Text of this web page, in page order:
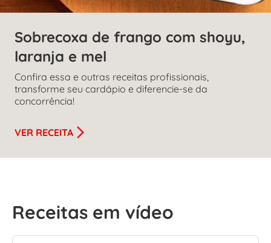
Sobrecoxa de frango com shoyu,
laranja e mel
Confira essa e outras receitas profissionais,
transforme seu cardápio e diferencie-se da
concorrência!
VER RECEITA
Receitas em vídeo